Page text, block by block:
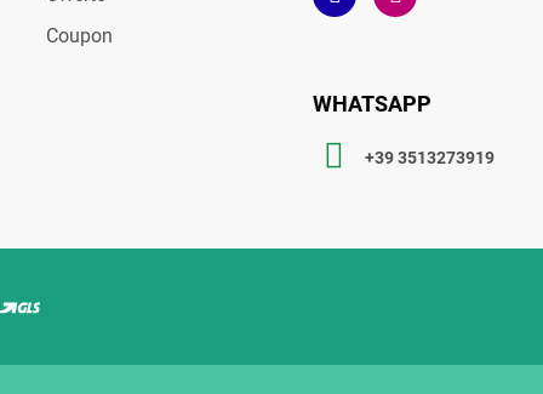
Coupon
WHATSAPP
+39 3513273919